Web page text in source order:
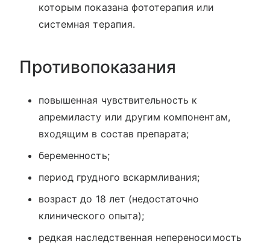
которым показана фототерапия или
системная терапия.
Противопоказания
повышенная чувствительность к
апремиласту или другим компонентам,
входящим в состав препарата;
беременность;
период грудного вскармливания;
возраст до 18 лет (недостаточно
клинического опыта);
редкая наследственная непереносимость